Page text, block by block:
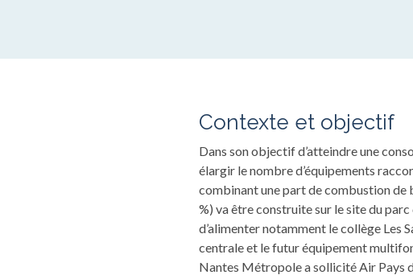
Contexte et objectif
Dans son objectif d’atteindre une
élargir le nombre d’équipements
combinant une part de combustion de
%) va être construite sur le site du
d’alimenter notamment le collège Les
centrale et le futur équipement
Nantes Métropole a sollicité Air Pays